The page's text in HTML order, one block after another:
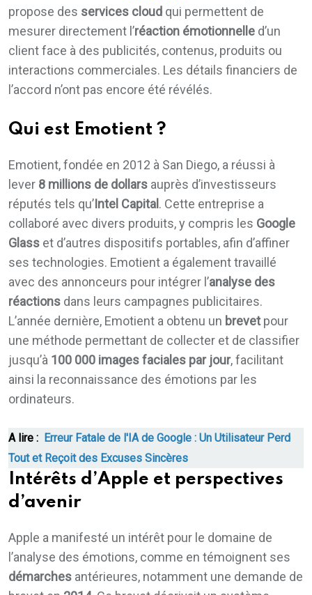
propose des services cloud qui permettent de
mesurer directement l’réaction émotionnelle d’un
client face à des publicités, contenus, produits ou
interactions commerciales. Les détails financiers de
l’accord n’ont pas encore été révélés.
Qui est Emotient ?
Emotient, fondée en 2012 à San Diego, a réussi à
lever 8 millions de dollars auprès d’investisseurs
réputés tels qu’Intel Capital . Cette entreprise a
collaboré avec divers produits, y compris les Google
Glass et d’autres dispositifs portables, afin d’affiner
ses technologies. Emotient a également travaillé
avec des annonceurs pour intégrer l’analyse des
réactions dans leurs campagnes publicitaires.
L’année dernière, Emotient a obtenu un brevetpour
une méthode permettant de collecter et de classifier
jusqu’à 100 000 images faciales par jour, facilitant
ainsi la reconnaissance des émotions par les
ordinateurs.
A lire : Erreur Fatale de l'IA de Google : Un Utilisateur Perd
Tout et Reçoit des Excuses Sincères
Intérêts d’Apple et perspectives
d’avenir
Apple a manifesté un intérêt pour le domaine de
l’analyse des émotions, comme en témoignent ses
démarches antérieures, notamment une demande de